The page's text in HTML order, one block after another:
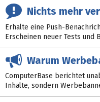
Nichts mehr
Erhalte eine Push-
Erscheinen neuer Tests und
Warum
ComputerBase berichtet
Inhalte, sondern